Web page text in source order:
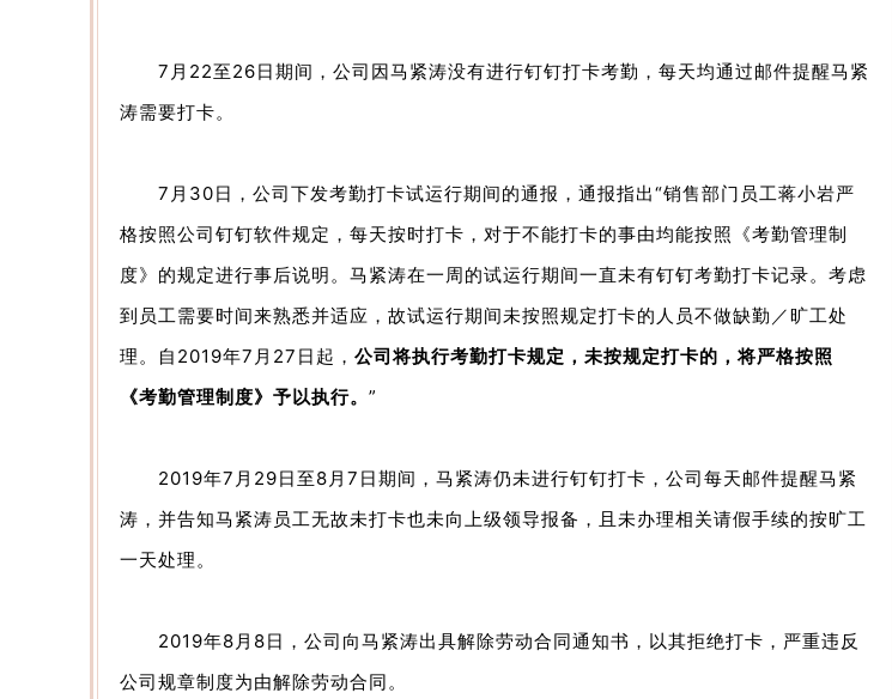
7月22至26日期间，公司因马紧涛没有进行钉钉打卡考勤，每天均通过邮件提醒马紧
涛需要打卡。
7月30日，公司下发考勤打卡试运行期间的通报，通报指出“销售部门员工蒋小岩严
格按照公司钉钉软件规定，每天按时打卡，对于不能打卡的事由均能按照《考勤管理制
度》的规定进行事后说明。马紧涛在一周的试运行期间一直未有钉钉考勤打卡记录。考虑
到员工需要时间来熟悉并适应，故试运行期间未按照规定打卡的人员不做缺勤／旷工处
理。自2019年7月27日起， 公司将执行考勤打卡规定，未按规定打卡的，将严格按照
《考勤管理制度》予以执行。 ”
2019年7月29日至8月7日期间，马紧涛仍未进行钉钉打卡，公司每天邮件提醒马紧
涛，并告知马紧涛员工无故未打卡也未向上级领导报备，且未办理相关请假手续的按旷工
一天处理。
2019年8月8日，公司向马紧涛出具解除劳动合同通知书，以其拒绝打卡，严重违反
公司规章制度为由解除劳动合同。